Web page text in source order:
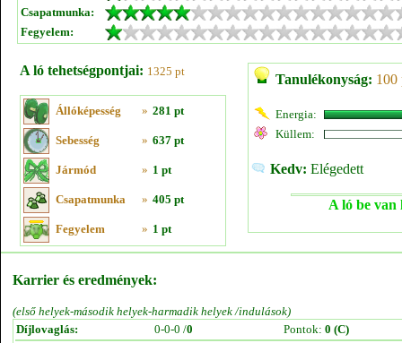
Csapatmunka:
Fegyelem:
A ló tehetségpontjai: 1325 pt
Állóképesség » 281 pt
Sebesség » 637 pt
Jármód » 1 pt
Csapatmunka » 405 pt
Fegyelem » 1 pt
Tanulékonyság: 100
Energia:
Küllem:
Kedv: Elégedett
A ló be van
Karrier és eredmények:
(első helyek-második helyek-harmadik helyek /indulások)
Díjlovaglás:
0-0-0 /0 Pontok: 0 (C)